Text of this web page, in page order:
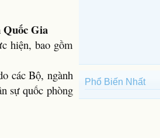
Quốc Gia
hiện, bao gồm
các Bộ, ngành
sự quốc phòng
Phổ Biến Nhất